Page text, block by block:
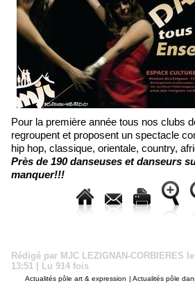
Pour la première année tous nos clubs de danses se
regroupent et proposent un spectacle
hip hop, classique, orientale, country,
Près de 190 danseuses et danseurs
manquer!!!
Rédigé par MJC LEZIGNAN-CORBIERES
13:51 | Lu 914 fois
Actualités pôle art & expression | Actualités pôle